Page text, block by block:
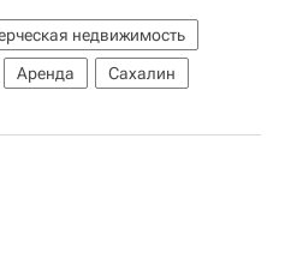
недвижимость
Аренда
Сахалин